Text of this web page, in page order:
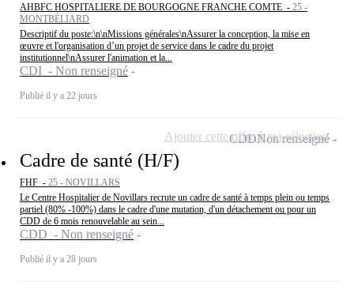
AHBFC HOSPITALIERE DE BOURGOGNE FRANCHE COMTE - 25 -
MONTBÉLIARD
Descriptif du poste:\n\nMissions générales\nAssurer la conception, la mise en
œuvre et l'organisation d’un projet de service dans le cadre du projet
institutionnel\nAssurer l'animation et la...
CDI - Non renseigné
Publié il y a 22 jours
Cadre de santé (H/F)
FHF - 25 - NOVILLARS
Le Centre Hospitalier de Novillars recrute un cadre de santé à temps plein ou temps
partiel (80% -100%) dans le cadre d'une mutation, d'un détachement ou pour un
CDD de 6 mois renouvelable au sein...
CDD - Non renseigné
Publié il y a 28 jours
CDDNon renseigné
Ajouter cette offre à ma sélection